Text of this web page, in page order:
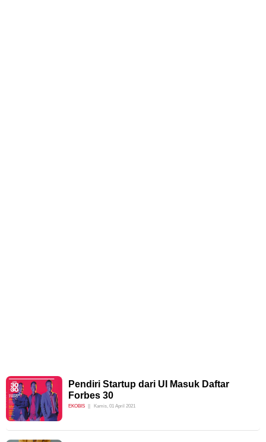
Pendiri Startup dari UI Masuk Daftar
Forbes 30
EKOBIS Kamis, 01 April 2021